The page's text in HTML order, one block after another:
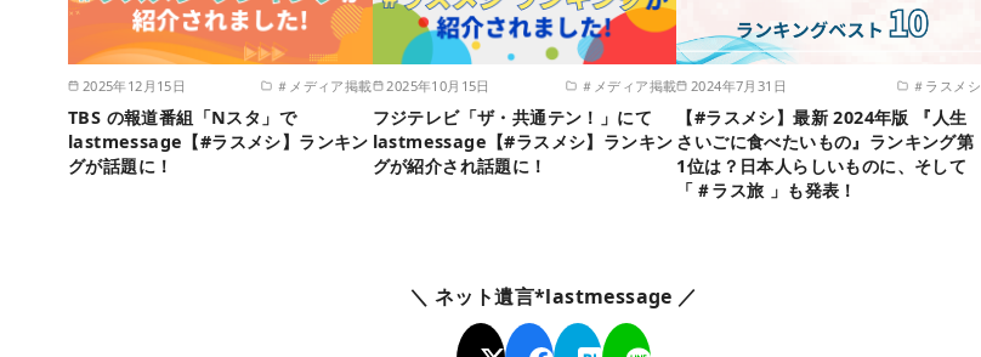
2025年12月15日 ＃メディア掲載
TBS の報道番組「Nスタ」で
lastmessage【#ラスメシ】ランキン
グが話題に！
2025年10月15日 ＃メディア掲載
フジテレビ「ザ・共通テン！」にて
lastmessage【#ラスメシ】ランキン
グが紹介され話題に！
2024年7月31日 ＃ラスメシ
【#ラスメシ】最新 2024年版 『人生
さいごに食べたいもの』ランキング第
1位は？日本人らしいものに、そして
「＃ラス旅 」も発表！
＼ ネット遺言*lastmessage ／